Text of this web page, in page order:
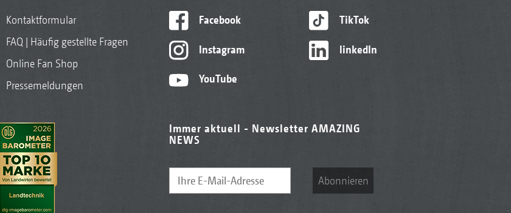
Kontaktformular
FAQ | Häufig gestellte Fragen
Online Fan Shop
Pressemeldungen
Facebook
Instagram
YouTube
TikTok
linkedIn
Immer aktuell - Newsletter AMAZING
NEWS
Abonnieren